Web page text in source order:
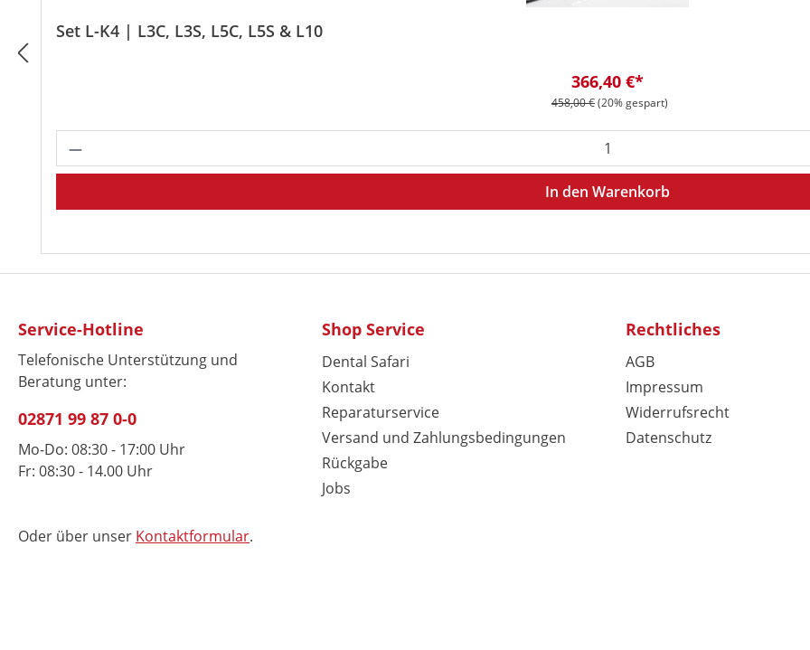
Set L-K4 | L3C, L3S, L5C, L5S & L10
Verkaufspreis:
366,40 €*
Regulärer Preis:
458,00 €(20% gespart)
Produkt Anzahl: Gib den gewünschten Wert ein oder benutze die
In den Warenkorb
Service-Hotline
Telefonische Unterstützung und
Beratung unter:
02871 99 87 0-0
Mo-Do: 08:30 - 17:00 Uhr
Fr: 08:30 - 14.00 Uhr
Oder über unser Kontaktformular.
Shop Service
Dental Safari
Kontakt
Reparaturservice
Versand und Zahlungsbedingungen
Rückgabe
Jobs
Rechtliches
AGB
Impressum
Widerrufsrecht
Datenschutz